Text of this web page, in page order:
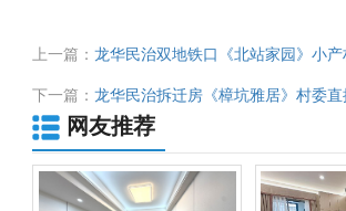
上一篇：龙华民治双地铁口《北站家园》小
两房 总价85.8万起
下一篇：龙华民治拆迁房《樟坑雅居》村委
户型 总价66.8万起
网友推荐